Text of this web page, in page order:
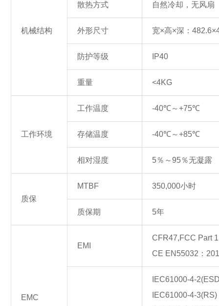
机械结构
散热方式 自然冷却，无风扇
外形尺寸 宽×高×深：
防护等级 IP40
重量 <4KG
工作环境
工作温度 -40℃～+75℃
存储温度 -40℃～+85℃
相对湿度 5％～95％无凝露
质保
MTBF 350,000小时
质保期 5年
EMC
EMI
CFR47,FCC Part
CE EN55032：
IEC61000-4-
IEC61000-4-